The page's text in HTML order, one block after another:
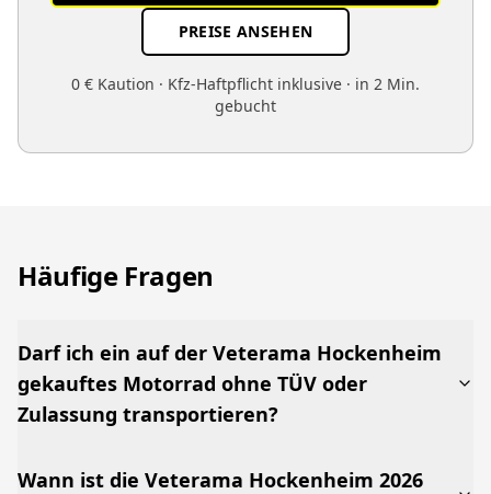
PREISE ANSEHEN
0 € Kaution · Kfz-Haftpflicht inklusive · in 2 Min.
gebucht
Häufige Fragen
Darf ich ein auf der Veterama Hockenheim
gekauftes Motorrad ohne TÜV oder
Zulassung transportieren?
Wann ist die Veterama Hockenheim 2026